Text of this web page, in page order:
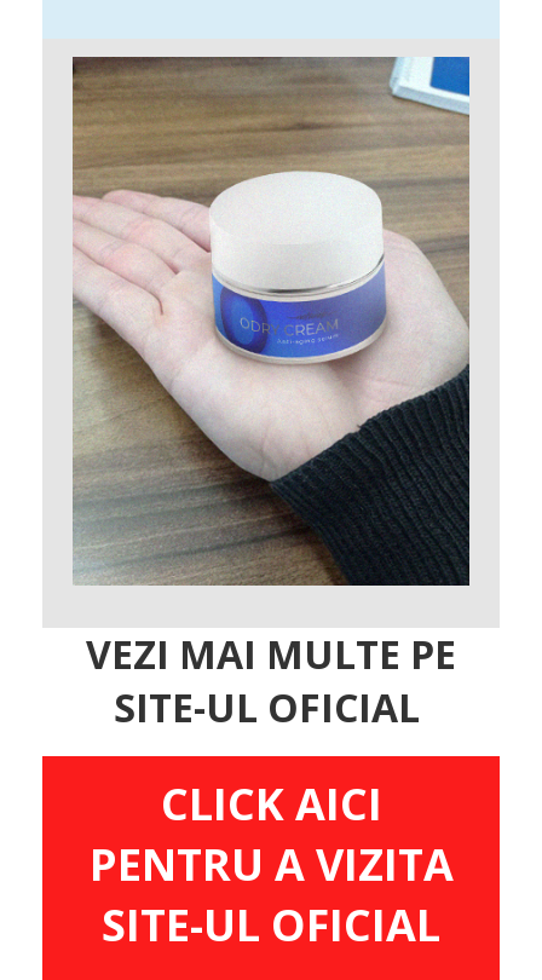
VEZI MAI MULTE PE
SITE-UL OFICIAL
CLICK AICI
PENTRU A VIZITA
SITE-UL OFICIAL